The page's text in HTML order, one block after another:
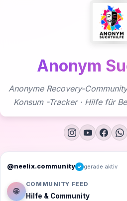
Anonym
Anonyme Recovery-
Konsum -Tracker · Hilfe für
@neelix.community ✓ gerade aktiv
🌐
COMMUNITY FEED
Hilfe & Community